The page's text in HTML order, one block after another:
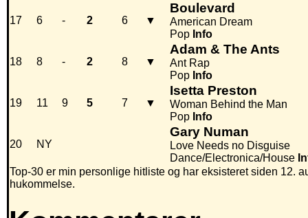
17 6 - 2 6 ▼
Boulevard
American Dream
Pop Info
18 8 - 2 8 ▼
Adam & The Ants
Ant Rap
Pop Info
19 11 9 5 7 ▼
Isetta Preston
Woman Behind the Man
Pop Info
20 NY
Gary Numan
Love Needs no Disguise
Dance/Electronica/House
Top-30 er min personlige hitliste og har eksisteret siden 12.
hukommelse.